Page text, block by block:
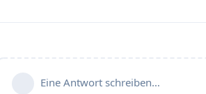
Eine Antwort schreiben…